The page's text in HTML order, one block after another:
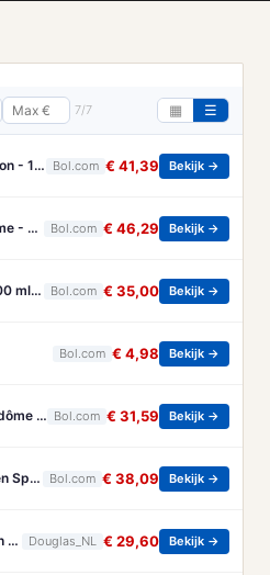
7/7 ▦ ☰
Pour homme Boucheron - 100 ml - Eau de parfum Bol.com € 41,39 Bekijk →
Boucheron Pour Femme - 100ml - Eau de toilette Bol.com € 46,29 Bekijk →
Boucheron Jaipur - 100 ml - Eau de Parfum - Herenparfum Bol.com € 35,00 Bekijk →
Bol.com € 4,98 Bekijk →
Boucheron Place Vendôme eau de parfum voor dames - Oriëntaals-houtachtig - 100 ml Bol.com € 31,59 Bekijk →
Boucheron Quatre Men Spray - 100 ml - Eau De Toilette Bol.com € 38,09 Bekijk →
Benefit Gezichtslotion The POREfessional Gezichtstoner Unisex 133ml Douglas_NL € 29,60 Bekijk →